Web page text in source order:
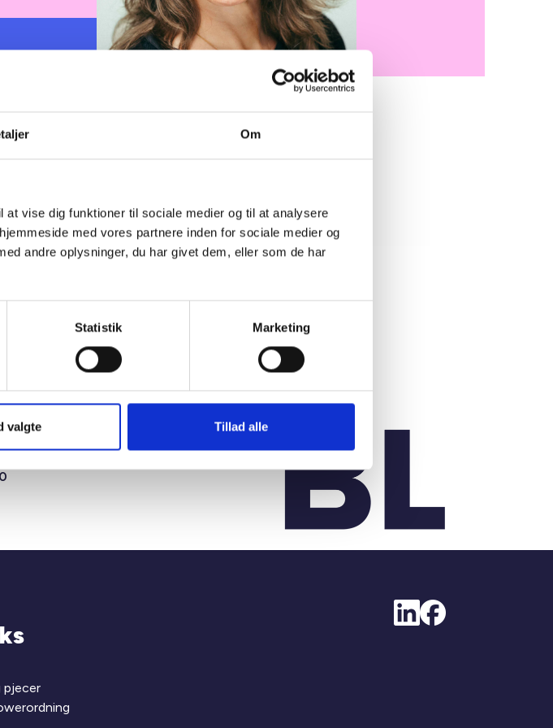
Om
vise dig funktioner til sociale medier og til at analysere
med vores partnere inden for sociale medier og
andre oplysninger, du har givet dem, eller som de har
Statistik Marketing
valgte Tillad alle
og trivsel
budget og
regnskabsrapportering, sagsopfølgning og
support af BL’s rejseafregning.
00
pjecer